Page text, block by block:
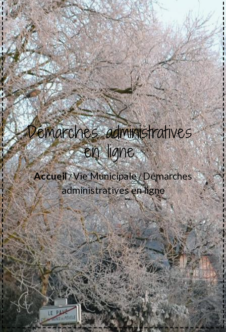
Démarches administratives
en ligne
Accueil/Vie Municipale/Démarches
administratives en ligne